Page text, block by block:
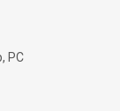
PC